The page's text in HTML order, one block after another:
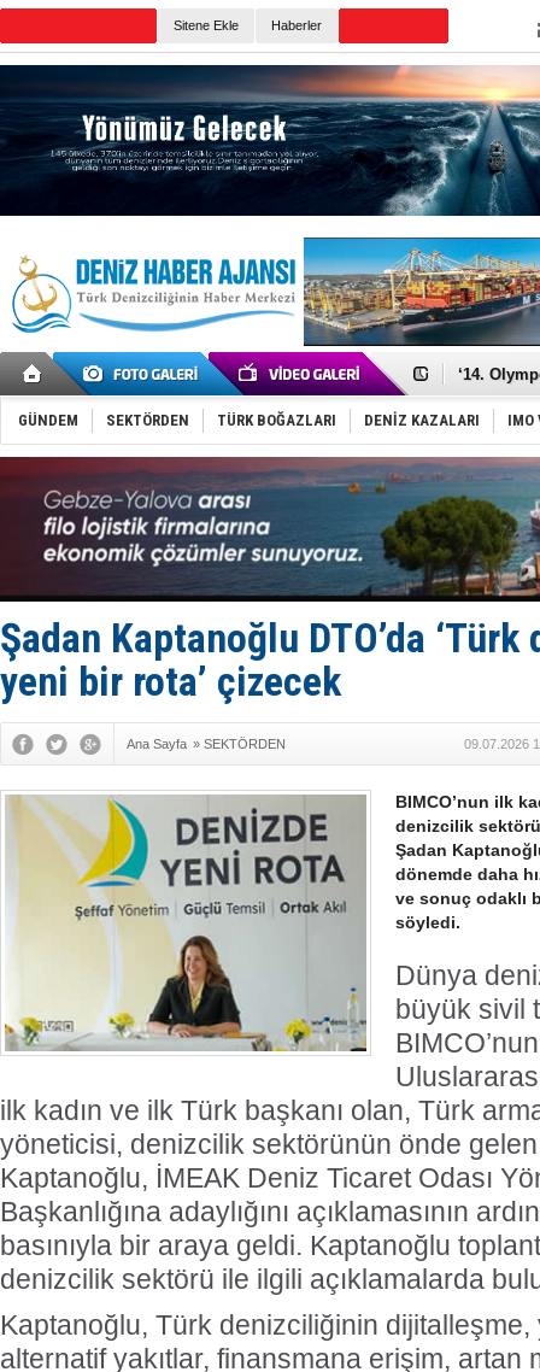
Sitene Ekle Haberler
Denizcilik
Taksi
TÜRKLİM
SOCAR da
Dünyanın
Keşfedildi:
D-Marin,
Van’da
ASEAN ilk
GÜNDEM SEKTÖRDEN TÜRK BOĞAZLARI DENİZ KAZALARI IMO
Şadan Kaptanoğlu DTO’da
yeni bir rota’ çizecek
Ana Sayfa » SEKTÖRDEN 09.07.2026
BIMCO’nun ilk
denizcilik
Şadan
dönemde daha
ve sonuç odaklı
söyledi.
Dünya
büyük sivil
ilk kadın ve ilk Türk başkanı olan, Türk
yöneticisi, denizcilik sektörünün önde
Kaptanoğlu, İMEAK Deniz Ticaret Odası
Başkanlığına adaylığını açıklamasının
basınıyla bir araya geldi. Kaptanoğlu
denizcilik sektörü ile ilgili açıklamalarda
Kaptanoğlu, Türk denizciliğinin
alternatif yakıtlar, finansmana erişim, artan